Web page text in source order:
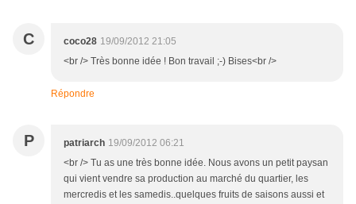
C coco28 19/09/2012 21:05
<br /> Très bonne idée ! Bon travail ;-) Bises<br />
Répondre
P patriarch 19/09/2012 06:21
<br /> Tu as une très bonne idée. Nous avons un petit paysan
qui vient vendre sa production au marché du quartier, les
mercredis et les samedis..quelques fruits de saisons aussi et